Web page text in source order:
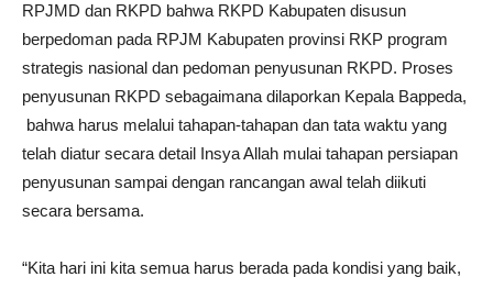
RPJMD dan RKPD bahwa RKPD Kabupaten disusun
berpedoman pada RPJM Kabupaten provinsi RKP program
strategis nasional dan pedoman penyusunan RKPD. Proses
penyusunan RKPD sebagaimana dilaporkan Kepala Bappeda,
bahwa harus melalui tahapan-tahapan dan tata waktu yang
telah diatur secara detail Insya Allah mulai tahapan persiapan
penyusunan sampai dengan rancangan awal telah diikuti
secara bersama.
“Kita hari ini kita semua harus berada pada kondisi yang baik,